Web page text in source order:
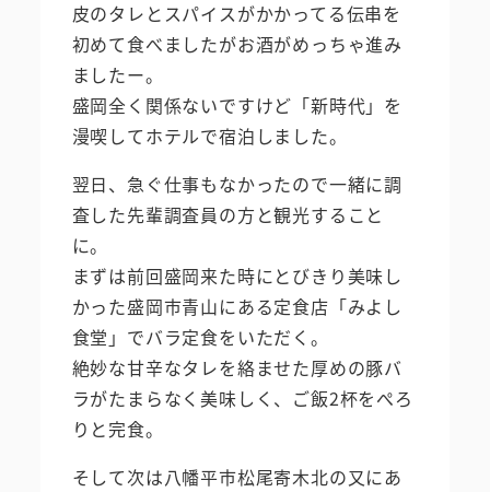
皮のタレとスパイスがかかってる伝串を
初めて食べましたがお酒がめっちゃ進み
ましたー。
盛岡全く関係ないですけど「新時代」を
漫喫してホテルで宿泊しました。
翌日、急ぐ仕事もなかったので一緒に調
査した先輩調査員の方と観光すること
に。
まずは前回盛岡来た時にとびきり美味し
かった盛岡市青山にある定食店「みよし
食堂」でバラ定食をいただく。
絶妙な甘辛なタレを絡ませた厚めの豚バ
ラがたまらなく美味しく、ご飯2杯をぺろ
りと完食。
そして次は八幡平市松尾寄木北の又にあ